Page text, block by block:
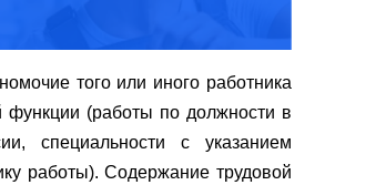
того или иного работника
функции (работы по должности в
специальности с указанием
работы). Содержание трудовой